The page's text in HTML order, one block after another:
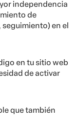
independencia
de
en el
en tu sitio web
de activar
que también